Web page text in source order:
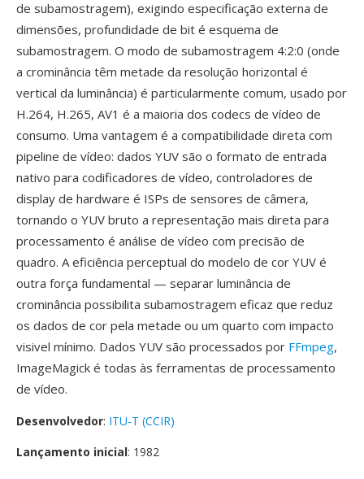
de subamostragem), exigindo especificação externa de
dimensões, profundidade de bit é esquema de
subamostragem. O modo de subamostragem 4:2:0 (onde
a crominância têm metade da resolução horizontal é
vertical da luminância) é particularmente comum, usado por
H.264, H.265, AV1 é a maioria dos codecs de vídeo de
consumo. Uma vantagem é a compatibilidade direta com
pipeline de vídeo: dados YUV são o formato de entrada
nativo para codificadores de vídeo, controladores de
display de hardware é ISPs de sensores de câmera,
tornando o YUV bruto a representação mais direta para
processamento é análise de vídeo com precisão de
quadro. A eficiência perceptual do modelo de cor YUV é
outra força fundamental — separar luminância de
crominância possibilita subamostragem eficaz que reduz
os dados de cor pela metade ou um quarto com impacto
visivel mínimo. Dados YUV são processados por FFmpeg,
ImageMagick é todas às ferramentas de processamento
de vídeo.
Desenvolvedor: ITU-T (CCIR)
Lançamento inicial: 1982